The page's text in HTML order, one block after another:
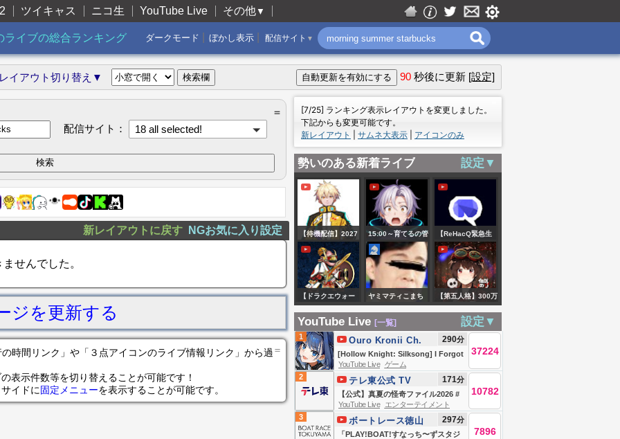
ツイキャス ニコ生 YouTube Live その他▼
ライブの総合ランキング 配信サイト ▼
ぼかし表示
ダークモード
イアウト切り替え▼ 90 秒後に更新 [設定]
＝
配信サイト：
18 all selected!
新レイアウトに戻す NGお気に入り設定
せんでした。
ジを更新する
＝
時間リンク」や「３点アイコンのライブ情報リンク」から過
表示件数等を切り替えることが可能です！
イドに固定メニューを表示することが可能です。
[7/25] ランキング表示レイアウトを変更しました。
下記からも変更可能です。
新レイアウト
サムネ大表示 アイコンのみ
勢いのある新着ライブ 設定▼
【待機配信】2027
大型アップデート
前最後の更新だ！
移籍ガチャor復刻
ガチャ予想の8/6メ
ンテ待機配信
15:00～育てるの管
理者イベントや
る…！【ブレイン
ロット】【フォー
トナイト】
【ReHacQ緊急生
配信】大激震！ど
う変わる？Google
のAI戦略【高橋弘
樹vs今井翔太】
【ドラクエウォー
ク】魔力の宝鞭が
魔王子ピサロ装備
ガチャ！熱いけど
神引きしていこ
う！
ヤミマティこまち
修羅川 隆法💉
【第五人格】300万
と30万のサファイ
ア両方出るまで終
われません！！5周
YouTube Live [一覧] 設定▼
1
[Hollow Knight: Silksong] I Forgot
| #7
Ouro Kronii Ch.
hololive-EN
290分
37224
YouTube Live ゲーム
2
【公式】真夏の怪奇ファイル2026 #
恐怖 #心霊
テレ東公式 TV
TOKYO
171分
10782
YouTube Live
エンターテイメント
3
「PLAY!BOAT!すなっち〜ずスタジ
ボートレース徳山 297分
7896